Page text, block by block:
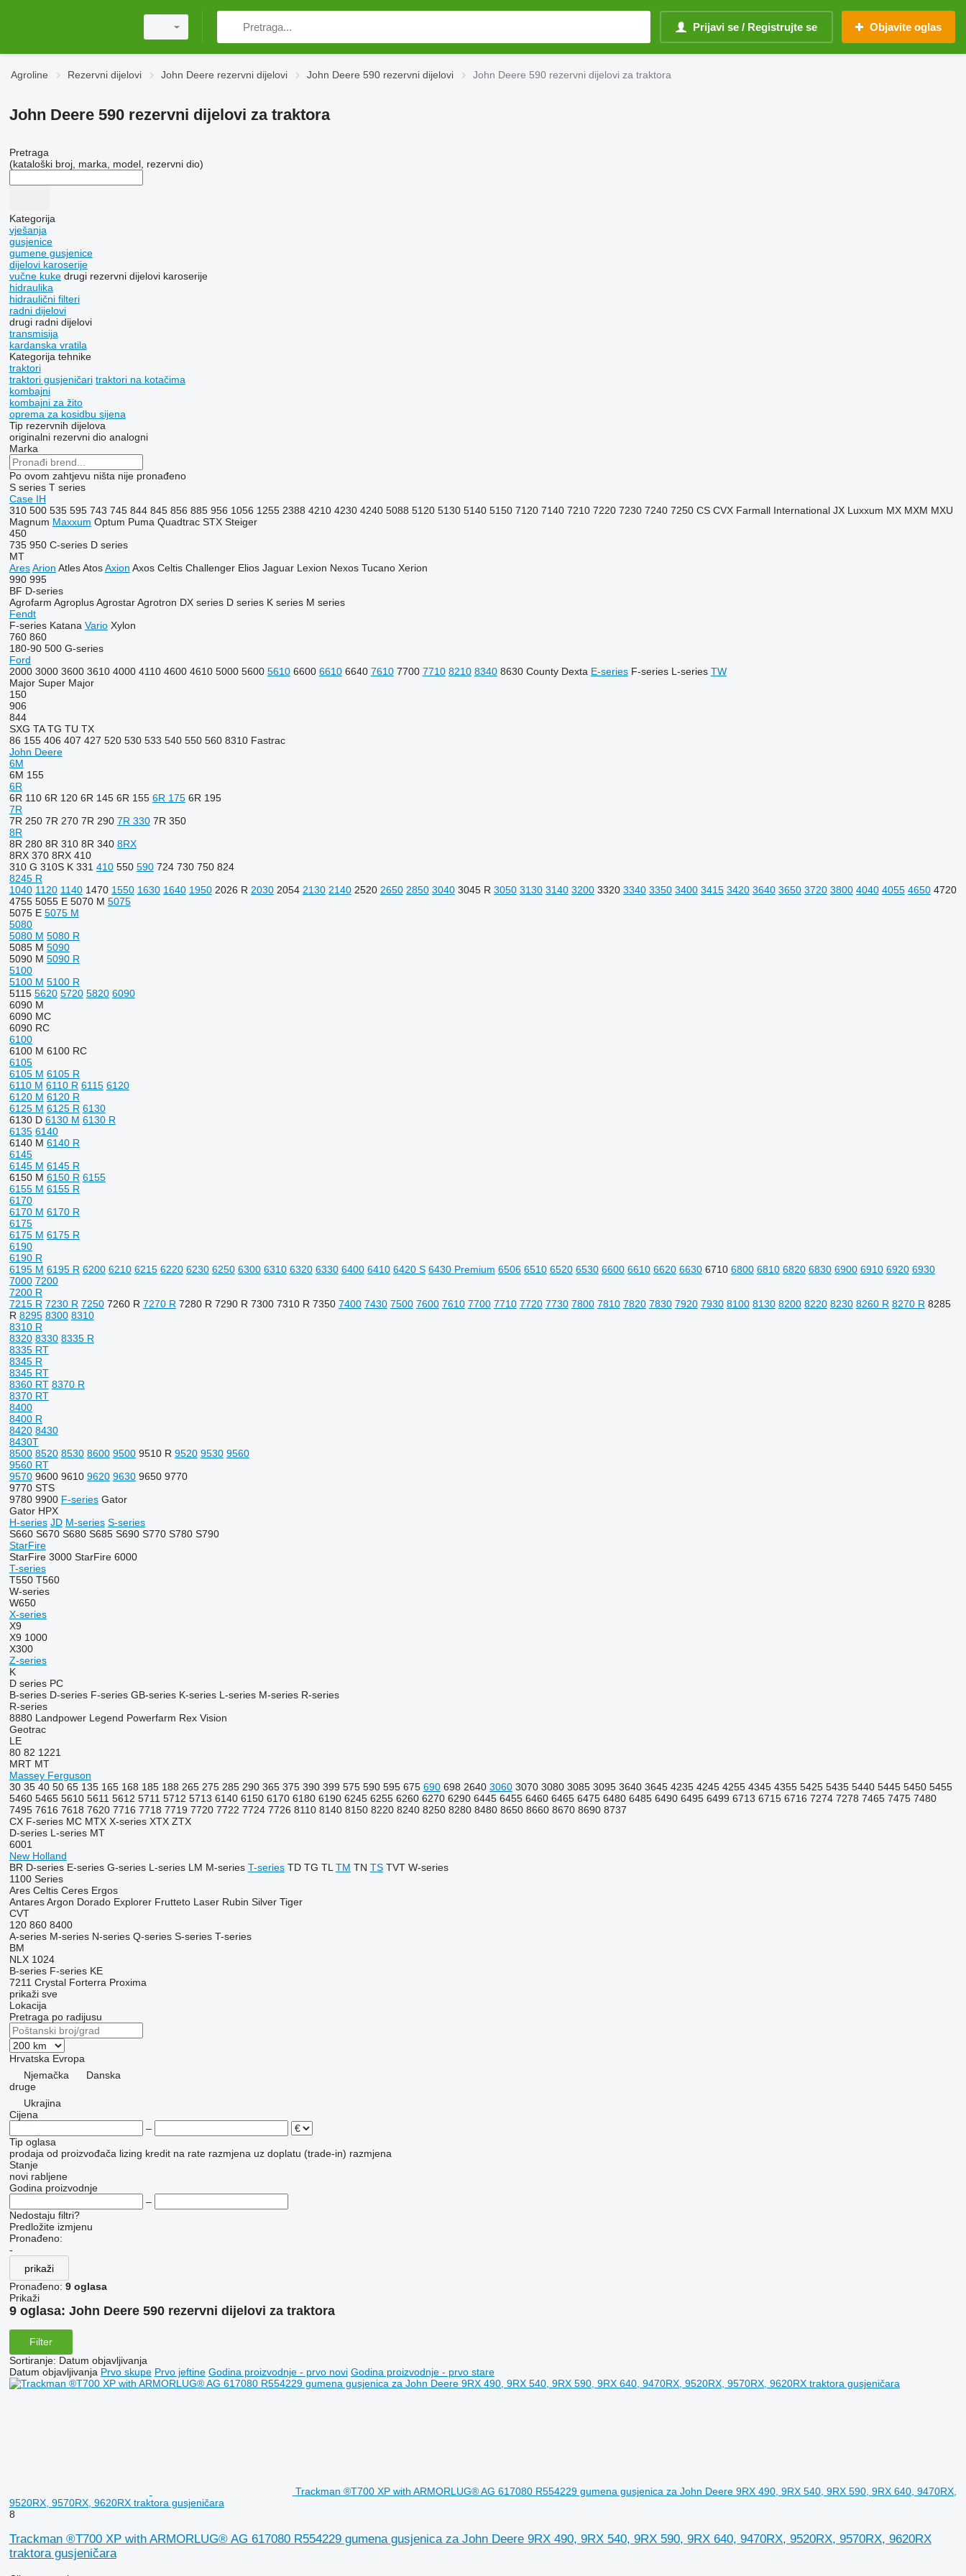
Prijavi se / Registrujte se Objavite oglas
Agroline Rezervni dijelovi John Deere rezervni dijelovi John Deere 590 rezervni dijelovi John Deere 590 rezervni dijelovi za traktora
John Deere 590 rezervni dijelovi za traktora
Pretraga
(kataloški broj, marka, model, rezervni dio)
Kategorija
vješanja
gusjenice
gumene gusjenice
dijelovi karoserije
vučne kuke drugi rezervni dijelovi karoserije
hidraulika
hidraulični filteri
radni dijelovi
drugi radni dijelovi
transmisija
kardanska vratila
Kategorija tehnike
traktori
traktori gusjeničari traktori na kotačima
kombajni
kombajni za žito
oprema za kosidbu sijena
Tip rezervnih dijelova
originalni rezervni dio analogni
Marka
Po ovom zahtjevu ništa nije pronađeno
S series T series
Case IH
310 500 535 595 743 745 844 845 856 885 956 1056 1255 2388 4210 4230 4240 5088 5120 5130 5140 5150 7120 7140 7210 7220 7230 7240 7250 CS CVX Farmall International JX Luxxum MX MXM MXU
Magnum Maxxum Optum Puma Quadtrac STX Steiger
450
735 950 C-series D series
MT
Ares Arion Atles Atos Axion Axos Celtis Challenger Elios Jaguar Lexion Nexos Tucano Xerion
990 995
BF D-series
Agrofarm Agroplus Agrostar Agrotron DX series D series K series M series
Fendt
F-series Katana Vario Xylon
760 860
180-90 500 G-series
Ford
2000 3000 3600 3610 4000 4110 4600 4610 5000 5600 5610 6600 6610 6640 7610 7700 7710 8210 8340 8630 County Dexta E-series F-series L-series TW
Major Super Major
150
906
844
SXG TA TG TU TX
86 155 406 407 427 520 530 533 540 550 560 8310 Fastrac
John Deere
6M
6M 155
6R
6R 110 6R 120 6R 145 6R 155 6R 175 6R 195
7R
7R 250 7R 270 7R 290 7R 330 7R 350
8R
8R 280 8R 310 8R 340 8RX
8RX 370 8RX 410
310 G 310S K 331 410 550 590 724 730 750 824
8245 R
1040 1120 1140 1470 1550 1630 1640 1950 2026 R 2030 2054 2130 2140 2520 2650 2850 3040 3045 R 3050 3130 3140 3200 3320 3340 3350 3400 3415 3420 3640 3650 3720 3800 4040 4055 4650 4720
4755 5055 E 5070 M 5075
5075 E 5075 M
5080
5080 M 5080 R
5085 M 5090
5090 M 5090 R
5100
5100 M 5100 R
5115 5620 5720 5820 6090
6090 M
6090 MC
6090 RC
6100
6100 M 6100 RC
6105
6105 M 6105 R
6110 M 6110 R 6115 6120
6120 M 6120 R
6125 M 6125 R 6130
6130 D 6130 M 6130 R
6135 6140
6140 M 6140 R
6145
6145 M 6145 R
6150 M 6150 R 6155
6155 M 6155 R
6170
6170 M 6170 R
6175
6175 M 6175 R
6190
6190 R
6195 M 6195 R 6200 6210 6215 6220 6230 6250 6300 6310 6320 6330 6400 6410 6420 S 6430 Premium 6506 6510 6520 6530 6600 6610 6620 6630 6710 6800 6810 6820 6830 6900 6910 6920 6930
7000 7200
7200 R
7215 R 7230 R 7250 7260 R 7270 R 7280 R 7290 R 7300 7310 R 7350 7400 7430 7500 7600 7610 7700 7710 7720 7730 7800 7810 7820 7830 7920 7930 8100 8130 8200 8220 8230 8260 R 8270 R 8285
R 8295 8300 8310
8310 R
8320 8330 8335 R
8335 RT
8345 R
8345 RT
8360 RT 8370 R
8370 RT
8400
8400 R
8420 8430
8430T
8500 8520 8530 8600 9500 9510 R 9520 9530 9560
9560 RT
9570 9600 9610 9620 9630 9650 9770
9770 STS
9780 9900 F-series Gator
Gator HPX
H-series JD M-series S-series
S660 S670 S680 S685 S690 S770 S780 S790
StarFire
StarFire 3000 StarFire 6000
T-series
T550 T560
W-series
W650
X-series
X9
X9 1000
X300
Z-series
K
D series PC
B-series D-series F-series GB-series K-series L-series M-series R-series
R-series
8880 Landpower Legend Powerfarm Rex Vision
Geotrac
LE
80 82 1221
MRT MT
Massey Ferguson
30 35 40 50 65 135 165 168 185 188 265 275 285 290 365 375 390 399 575 590 595 675 690 698 2640 3060 3070 3080 3085 3095 3640 3645 4235 4245 4255 4345 4355 5425 5435 5440 5445 5450 5455
5460 5465 5610 5611 5612 5711 5712 5713 6140 6150 6170 6180 6190 6245 6255 6260 6270 6290 6445 6455 6460 6465 6475 6480 6485 6490 6495 6499 6713 6715 6716 7274 7278 7465 7475 7480
7495 7616 7618 7620 7716 7718 7719 7720 7722 7724 7726 8110 8140 8150 8220 8240 8250 8280 8480 8650 8660 8670 8690 8737
CX F-series MC MTX X-series XTX ZTX
D-series L-series MT
6001
New Holland
BR D-series E-series G-series L-series LM M-series T-series TD TG TL TM TN TS TVT W-series
1100 Series
Ares Celtis Ceres Ergos
Antares Argon Dorado Explorer Frutteto Laser Rubin Silver Tiger
CVT
120 860 8400
A-series M-series N-series Q-series S-series T-series
BM
NLX 1024
B-series F-series KE
7211 Crystal Forterra Proxima
prikaži sve
Lokacija
Pretraga po radijusu
Hrvatska Evropa
Njemačka
Danska
druge
Ukrajina
Cijena
–
Tip oglasa
prodaja od proizvođača lizing kredit na rate razmjena uz doplatu (trade-in) razmjena
Stanje
novi rabljene
Godina proizvodnje
–
Nedostaju filtri?
Predložite izmjenu
Pronađeno:
-
prikaži
Pronađeno: 9 oglasa
Prikaži
9 oglasa: John Deere 590 rezervni dijelovi za traktora
Filter
Sortiranje: Datum objavljivanja
Datum objavljivanja Prvo skupe Prvo jeftine Godina proizvodnje - prvo novi Godina proizvodnje - prvo stare
Trackman ®T700 XP with ARMORLUG® AG 617080 R554229 gumena gusjenica za John Deere 9RX 490, 9RX 540, 9RX 590, 9RX 640, 9470RX,
9520RX, 9570RX, 9620RX traktora gusjeničara
8
Trackman ®T700 XP with ARMORLUG® AG 617080 R554229 gumena gusjenica za John Deere 9RX 490, 9RX 540, 9RX 590, 9RX 640, 9470RX, 9520RX, 9570RX, 9620RX
traktora gusjeničara